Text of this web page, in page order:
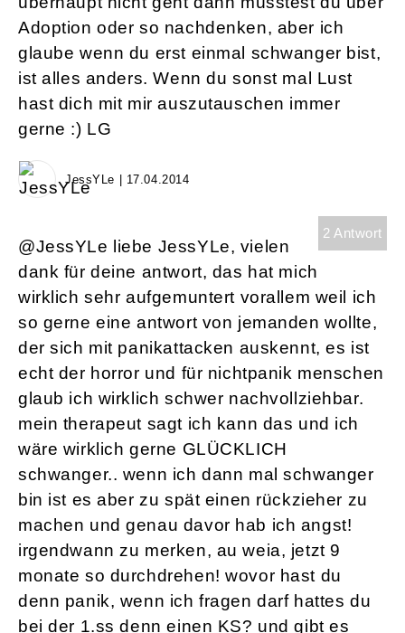
Adoption oder so nachdenken, aber ich
glaube wenn du erst einmal schwanger bist,
ist alles anders. Wenn du sonst mal Lust
hast dich mit mir auszutauschen immer
gerne :) LG
JessYLe | 17.04.2014
2 Antwort
@JessYLe liebe JessYLe, vielen
dank für deine antwort, das hat mich
wirklich sehr aufgemuntert vorallem weil ich
so gerne eine antwort von jemanden wollte,
der sich mit panikattacken auskennt, es ist
echt der horror und für nichtpanik menschen
glaub ich wirklich schwer nachvollziehbar.
mein therapeut sagt ich kann das und ich
wäre wirklich gerne GLÜCKLICH
schwanger.. wenn ich dann mal schwanger
bin ist es aber zu spät einen rückzieher zu
machen und genau davor hab ich angst!
irgendwann zu merken, au weia, jetzt 9
monate so durchdrehen! wovor hast du
denn panik, wenn ich fragen darf hattes du
bei der 1.ss denn einen KS? und gibt es